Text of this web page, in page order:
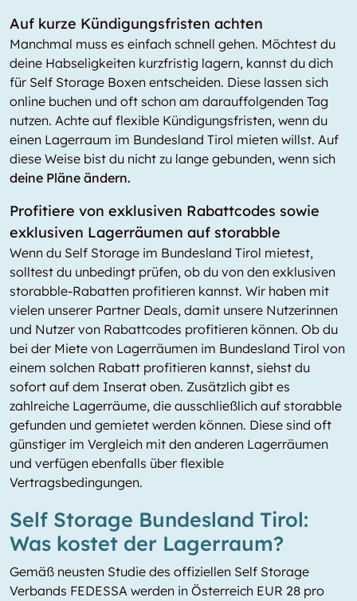
Auf kurze Kündigungsfristen achten
Manchmal muss es einfach schnell gehen. Möchtest du
deine Habseligkeiten kurzfristig lagern, kannst du dich
für Self Storage Boxen entscheiden. Diese lassen sich
online buchen und oft schon am darauffolgenden Tag
nutzen. Achte auf flexible Kündigungsfristen, wenn du
einen Lagerraum im Bundesland Tirol mieten willst. Auf
diese Weise bist du nicht zu lange gebunden, wenn sich
deine Pläne ändern.
Profitiere von exklusiven Rabattcodes sowie
exklusiven Lagerräumen auf storabble
Wenn du Self Storage im Bundesland Tirol mietest,
solltest du unbedingt prüfen, ob du von den exklusiven
storabble-Rabatten profitieren kannst. Wir haben mit
vielen unserer Partner Deals, damit unsere Nutzerinnen
und Nutzer von Rabattcodes profitieren können. Ob du
bei der Miete von Lagerräumen im Bundesland Tirol von
einem solchen Rabatt profitieren kannst, siehst du
sofort auf dem Inserat oben. Zusätzlich gibt es
zahlreiche Lagerräume, die ausschließlich auf storabble
gefunden und gemietet werden können. Diese sind oft
günstiger im Vergleich mit den anderen Lagerräumen
und verfügen ebenfalls über flexible
Vertragsbedingungen.
Self Storage Bundesland Tirol:
Was kostet der Lagerraum?
Gemäß neusten Studie des offiziellen Self Storage
Verbands FEDESSA werden in Österreich EUR 28 pro